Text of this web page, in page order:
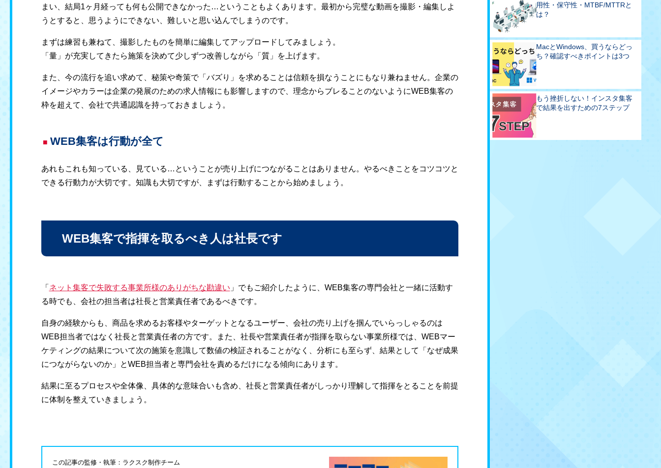
まい、結局1ヶ月経っても何も公開できなかった…ということもよくあります。最初から完璧な動画を撮影・編集しよ
うとすると、思うようにできない、難しいと思い込んでしまうのです。
まずは練習も兼ねて、撮影したものを簡単に編集してアップロードしてみましょう。
「量」が充実してきたら施策を決めて少しずつ改善しながら「質」を上げます。
また、今の流行を追い求めて、秘策や奇策で「バズり」を求めることは信頼を損なうことにもなり兼ねません。企業の
イメージやカラーは企業の発展のための求人情報にも影響しますので、理念からブレることのないようにWEB集客の
枠を超えて、会社で共通認識を持っておきましょう。
WEB集客は行動が全て
あれもこれも知っている、見ている…ということが売り上げにつながることはありません。やるべきことをコツコツと
できる行動力が大切です。知識も大切ですが、まずは行動することから始めましょう。
WEB集客で指揮を取るべき人は社長です
「 ネット集客で失敗する事業所様のありがちな勘違い 」でもご紹介したように、WEB集客の専門会社と一緒に活動す
る時でも、会社の担当者は社長と営業責任者であるべきです。
自身の経験からも、商品を求めるお客様やターゲットとなるユーザー、会社の売り上げを掴んでいらっしゃるのは
WEB担当者ではなく社長と営業責任者の方です。また、社長や営業責任者が指揮を取らない事業所様では、WEBマー
ケティングの結果について次の施策を意識して数値の検証されることがなく、分析にも至らず、結果として「なぜ成果
につながらないのか」とWEB担当者と専門会社を責めるだけになる傾向にあります。
結果に至るプロセスや全体像、具体的な意味合いも含め、社長と営業責任者がしっかり理解して指揮をとることを前提
に体制を整えていきましょう。
この記事の監修・執筆：ラクスク制作チーム
用性・保守性・MTBF/MTTRと
は？
MacとWindows、買うならどっ
ち？確認すべきポイントは3つ
もう挫折しない！インスタ集客
で結果を出すための7ステップ